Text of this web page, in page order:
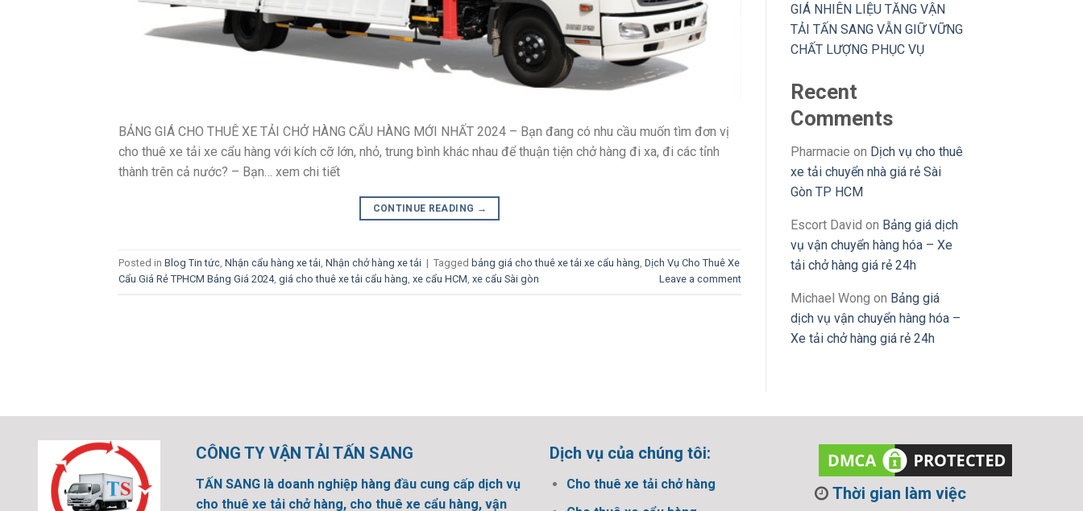
BẢNG GIÁ CHO THUÊ XE TẢI CHỞ HÀNG CẨU HÀNG MỚI NHẤT 2024 – Bạn đang có nhu cầu muốn tìm đơn vị
cho thuê xe tải xe cẩu hàng với kích cỡ lớn, nhỏ, trung bình khác nhau để thuận tiện chở hàng đi xa, đi các tỉnh
thành trên cả nước? – Bạn… xem chi tiết
CONTINUE READING →
Posted in Blog Tin tức, Nhận cẩu hàng xe tải, Nhận chở hàng xe tải | Tagged bảng giá cho thuê xe tải xe cẩu hàng, Dịch Vụ Cho Thuê Xe
Cẩu Giá Rẻ TPHCM Bảng Giá 2024, giá cho thuê xe tải cẩu hàng, xe cẩu HCM, xe cẩu Sài gòn Leave a comment
GIÁ NHIÊN LIỆU TĂNG VẬN
TẢI TẤN SANG VẪN GIỮ VỮNG
CHẤT LƯỢNG PHỤC VỤ
Recent
Comments
Pharmacie on Dịch vụ cho thuê
xe tải chuyển nhà giá rẻ Sài
Gòn TP HCM
Escort David on Bảng giá dịch
vụ vận chuyển hàng hóa – Xe
tải chở hàng giá rẻ 24h
Michael Wong on Bảng giá
dịch vụ vận chuyển hàng hóa –
Xe tải chở hàng giá rẻ 24h
CÔNG TY VẬN TẢI TẤN SANG
TẤN SANG là doanh nghiệp hàng đầu cung cấp dịch vụ
cho thuê xe tải chở hàng, cho thuê xe cẩu hàng, vận
Dịch vụ của chúng tôi:
Cho thuê xe tải chở hàng
Thời gian làm việc